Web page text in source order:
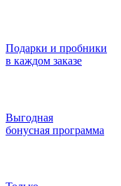
Подарки и пробники
в каждом заказе
Выгодная
бонусная программа